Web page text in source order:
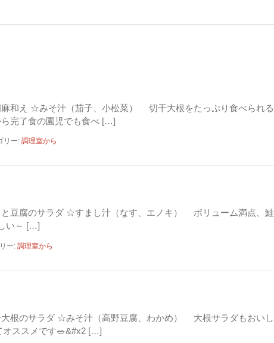
和え ☆みそ汁（茄子、小松菜） 切干大根をたっぷり食べられる
完了食の園児でも食べ […]
リー:調理室から
豆腐のサラダ ☆すまし汁（なす、エノキ） ボリューム満点、鮭
い～ […]
ー:調理室から
根のサラダ ☆みそ汁（高野豆腐、わかめ） 大根サラダもおいし
オススメです🥗&#x2 […]